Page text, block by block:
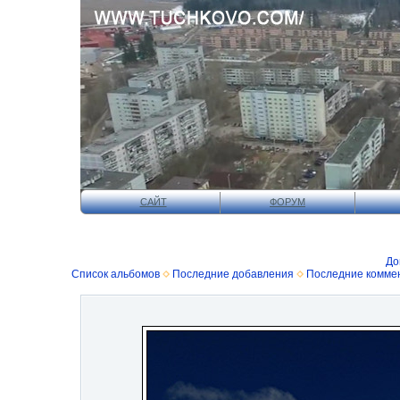
САЙТ ФОРУМ
Список альбомов
Последние добавления Последние